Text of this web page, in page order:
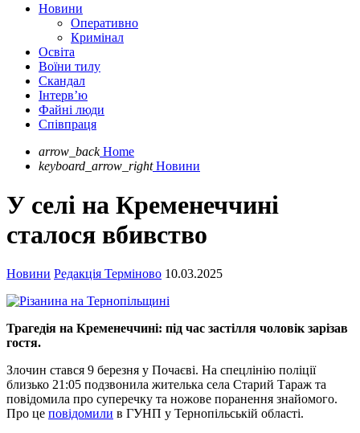
Новини
Оперативно
Кримінал
Освіта
Воїни тилу
Скандал
Інтерв’ю
Файні люди
Співпраця
arrow_back Home
keyboard_arrow_right Новини
У селі на Кременеччині
сталося вбивство
Новини Редакція Терміново 10.03.2025
Трагедія на Кременеччині: під час застілля чоловік зарізав
гостя.
Злочин стався 9 березня у Почаєві. На спецлінію поліції
близько 21:05 подзвонила жителька села Старий Тараж та
повідомила про суперечку та ножове поранення знайомого.
Про це повідомили в ГУНП у Тернопільській області.